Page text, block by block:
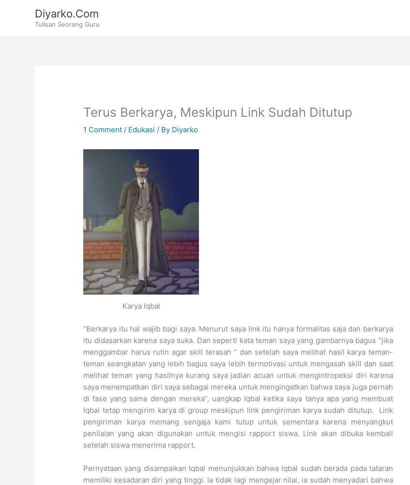
Diyarko.Com
Tulisan Seorang Guru
Terus Berkarya, Meskipun Link Sudah Ditutup
1 Comment / Edukasi / By Diyarko
Karya Iqbal
“Berkarya itu hal wajib bagi saya. Menurut saya link itu hanya formalitas saja dan berkarya
itu didasarkan karena saya suka. Dan seperti kata teman saya yang gambarnya bagus “jika
menggambar harus rutin agar skill terasah ” dan setelah saya melihat hasil karya teman-
teman seangkatan yang lebih bagus saya lebih termotivasi untuk mengasah skill dan saat
melihat teman yang hasilnya kurang saya jadian acuan untuk mengintropeksi diri karena
saya menempatkan diri saya sebagai mereka untuk mengingatkan bahwa saya juga pernah
di fase yang sama dengan mereka”, uangkap Iqbal ketika saya tanya apa yang membuat
Iqbal tetap mengirim karya di group meskipun link pengiriman karya sudah ditutup. Link
pengiriman karya memang sengaja kami tutup untuk sementara karena menyangkut
penilaian yang akan digunakan untuk mengisi rapport siswa. Link akan dibuka kembali
setelah siswa menerima rapport.
Pernyataan yang disampaikan Iqbal menunjukkan bahwa Iqbal sudah berada pada tataran
memiliki kesadaran diri yang tinggi. Ia tidak lagi mengejar nilai, ia sudah menyadari bahwa